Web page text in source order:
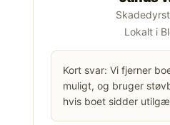
Lokalt i
Kort svar: Vi fjerner
muligt, og bruger
hvis boet sidder